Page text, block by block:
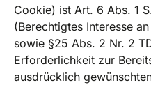
Cookie) ist Art. 6 Abs. 1
(Berechtigtes Interesse
sowie §25 Abs. 2 Nr. 2
Erforderlichkeit zur
ausdrücklich